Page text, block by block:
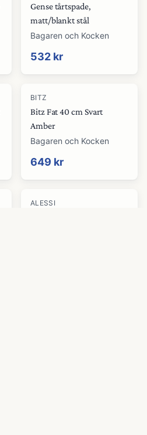
Gense tårtspade,
matt/blankt stål
Bagaren och Kocken
532 kr
BITZ
Bitz Fat 40 cm Svart
Amber
Bagaren och Kocken
649 kr
ALESSI